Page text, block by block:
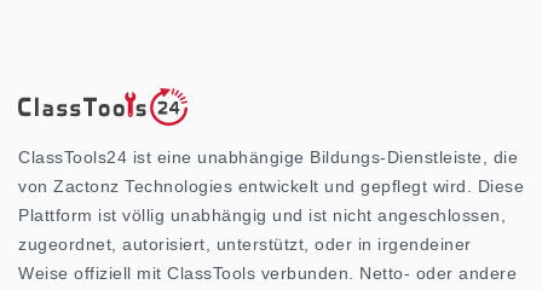
ClassTools24 ist eine unabhängige Bildungs-Dienstleiste, die
von Zactonz Technologies entwickelt und gepflegt wird. Diese
Plattform ist völlig unabhängig und ist nicht angeschlossen,
zugeordnet, autorisiert, unterstützt, oder in irgendeiner
Weise offiziell mit ClassTools verbunden. Netto- oder andere